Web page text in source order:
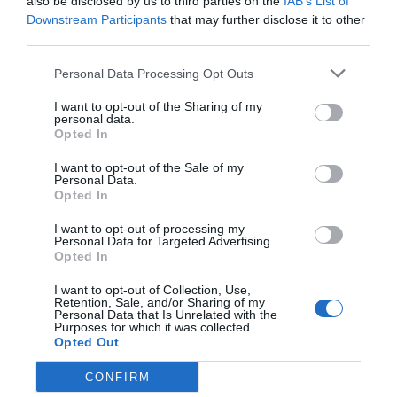
Downstream Participants that may further disclose it to other
Personal Data Processing Opt Outs
I want to opt-out of the Sharing of my
personal data.
Opted In
I want to opt-out of the Sale of my
Personal Data.
Opted In
I want to opt-out of processing my
Personal Data for Targeted Advertising.
Opted In
I want to opt-out of Collection, Use,
Retention, Sale, and/or Sharing of my
Personal Data that Is Unrelated with the
Purposes for which it was collected.
Opted Out
CONFIRM
Suscribirse